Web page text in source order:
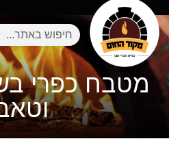
מטבח כפרי